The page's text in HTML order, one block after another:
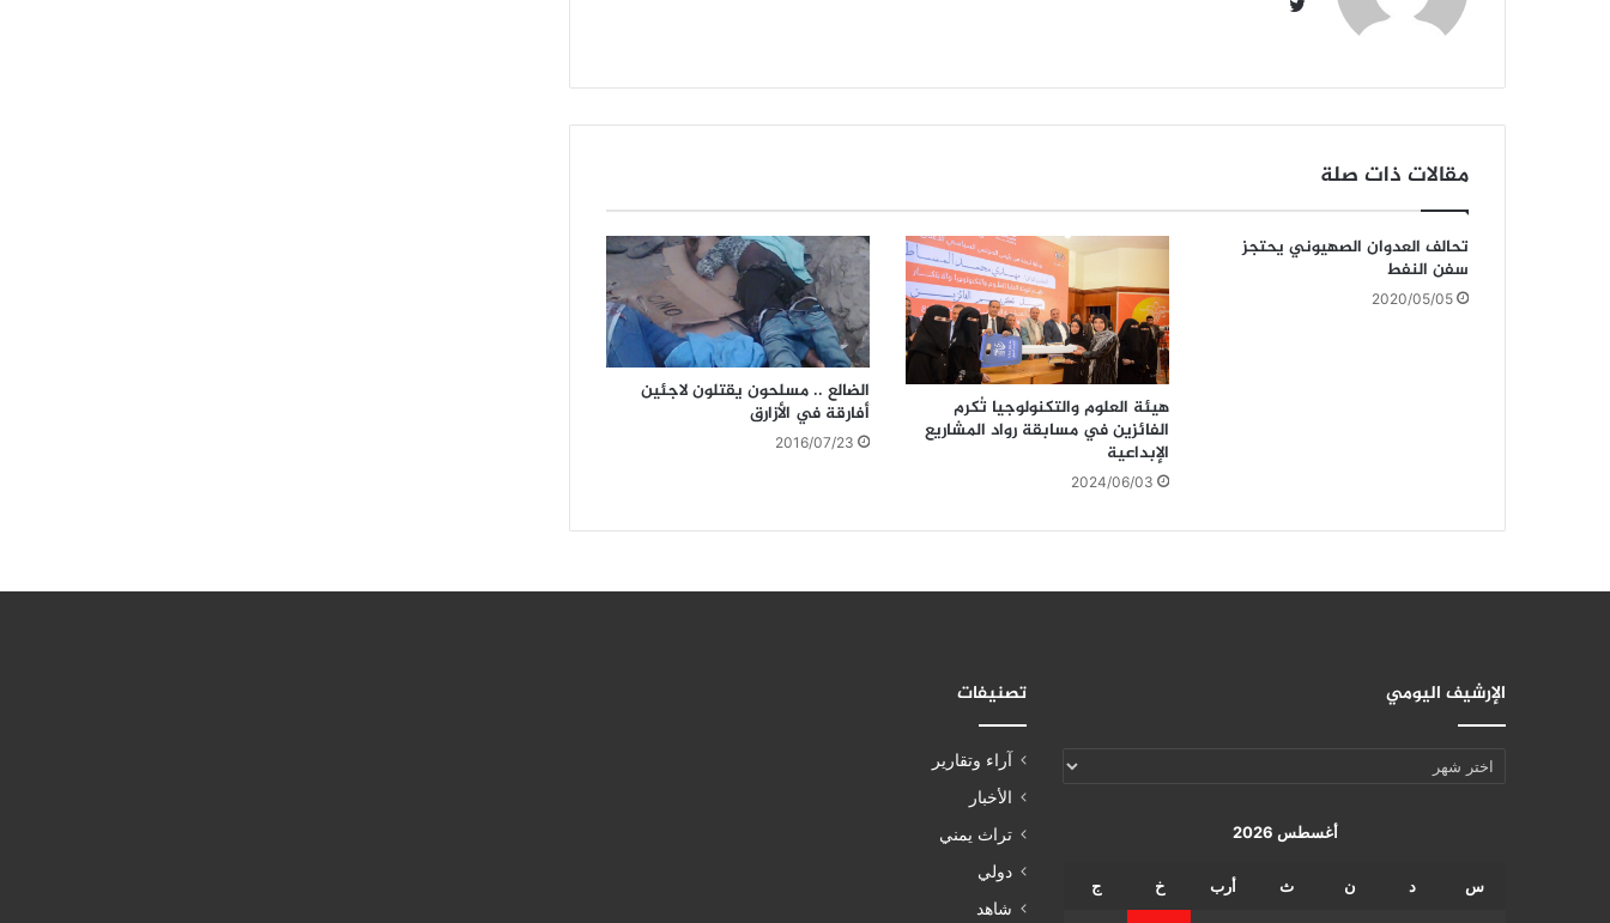
مقالات ذات صلة
تحالف العدوان الصهيوني يحتجز
سفن النفط
2020/05/05
هيئة العلوم والتكنولوجيا تُكرم
الفائزين في مسابقة رواد المشاريع
الإبداعية
2024/06/03
الضالع .. مسلحون يقتلون لاجئين
أفارقة في الأزارق
2016/07/23
الإرشيف اليومي
الإرشيف
أغسطس 2026
س د ن ث أرب خ ج
تصنيفات
آراء وتقارير
الأخبار
تراث يمني
دولي
شاهد